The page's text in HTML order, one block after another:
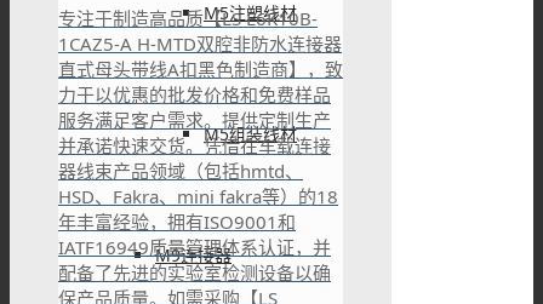
M5注塑线材
M5组装线材
M9连接器
专注于制造高品质【LS E6K10B-
1CAZ5-A H-MTD双腔非防水连接器
直式母头带线A扣黑色制造商】，致
力于以优惠的批发价格和免费样品
服务满足客户需求。提供定制生产
并承诺快速交货。凭借在车载连接
器线束产品领域（包括hmtd、
HSD、Fakra、mini fakra等）的18
年丰富经验，拥有ISO9001和
IATF16949质量管理体系认证，并
配备了先进的实验室检测设备以确
保产品质量。如需采购【LS